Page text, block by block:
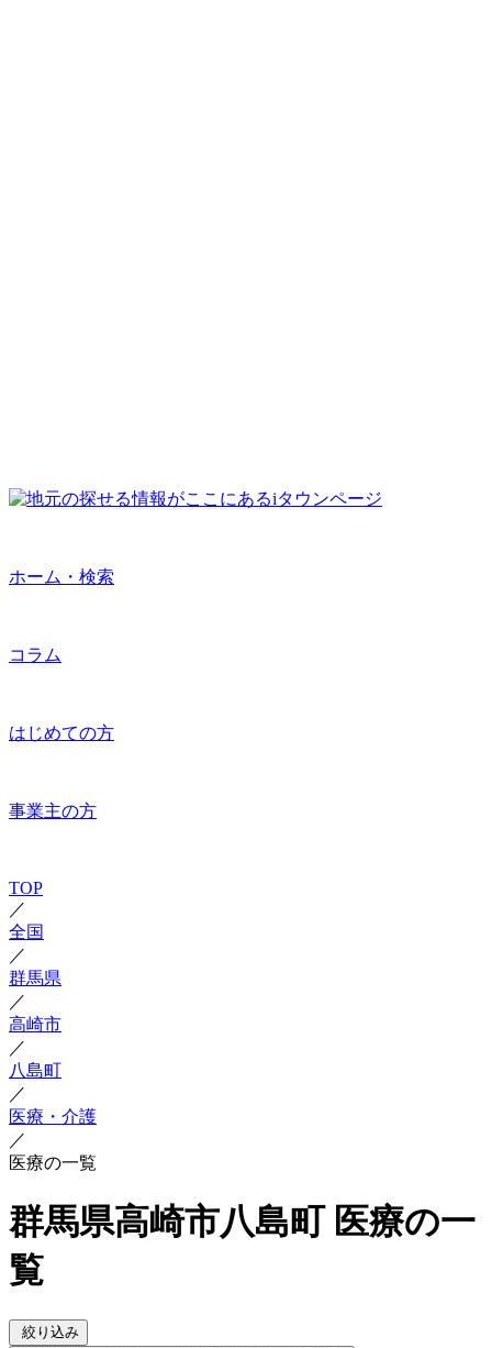
ホーム・検索
コラム
はじめての方
事業主の方
TOP
／
全国
／
群馬県
／
高崎市
／
八島町
／
医療・介護
／
医療の一覧
群馬県高崎市八島町 医療の一
覧
絞り込み